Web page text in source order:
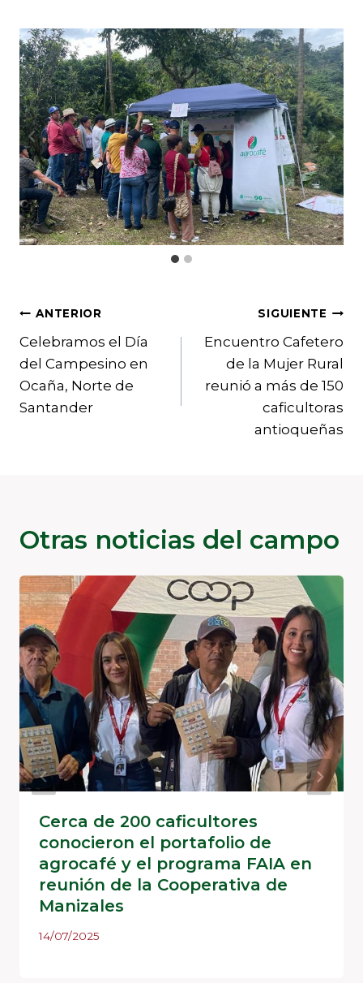
Navegación
de
entradas
ANTERIOR
Celebramos el Día
del Campesino en
Ocaña, Norte de
Santander
SIGUIENTE
Encuentro Cafetero
de la Mujer Rural
reunió a más de 150
caficultoras
antioqueñas
Otras noticias del campo
Cerca de 200 caficultores
conocieron el portafolio de
agrocafé y el programa FAIA en
reunión de la Cooperativa de
Manizales
14/07/2025